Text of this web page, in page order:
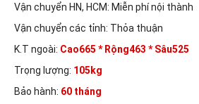
Vận chuyển HN, HCM: Miễn phí nội thành
Vận chuyển các tỉnh: Thỏa thuận
K.T ngoài: Cao665 * Rộng463 * Sâu525
Trọng lượng: 105kg
Bảo hành: 60 tháng